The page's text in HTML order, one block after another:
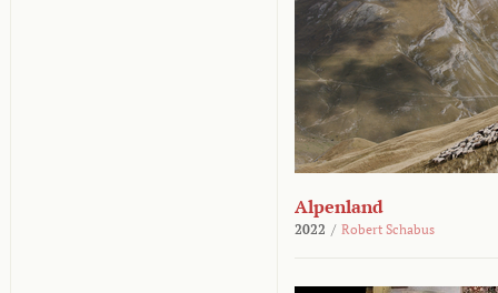
Alpenland
2022 / Robert Schabus